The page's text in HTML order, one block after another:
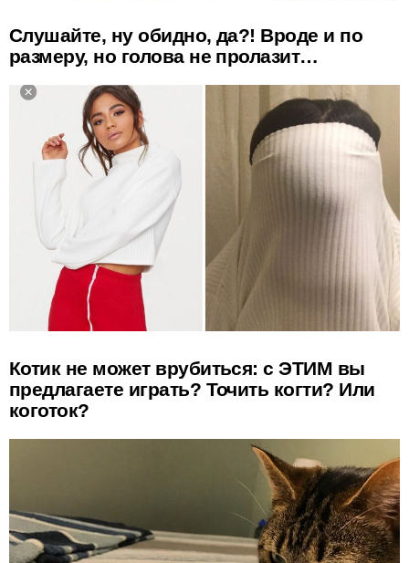
Слушайте, ну обидно, да?! Вроде и по
размеру, но голова не пролазит…
Котик не может врубиться: с ЭТИМ вы
предлагаете играть? Точить когти? Или
коготок?